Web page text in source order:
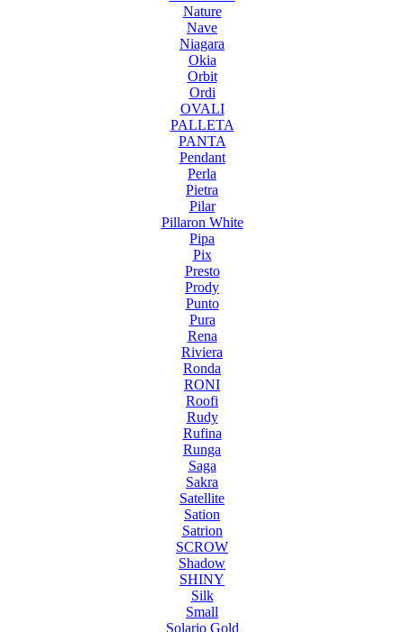
Nature
Nave
Niagara
Okia
Orbit
Ordi
OVALI
PALLETA
PANTA
Pendant
Perla
Pietra
Pilar
Pillaron White
Pipa
Pix
Presto
Prody
Punto
Pura
Rena
Riviera
Ronda
RONI
Roofi
Rudy
Rufina
Runga
Saga
Sakra
Satellite
Sation
Satrion
SCROW
Shadow
SHINY
Silk
Small
Solario Gold